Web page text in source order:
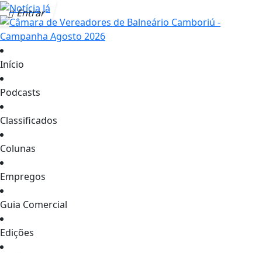
Entrar
Início
Podcasts
Classificados
Colunas
Empregos
Guia Comercial
Edições